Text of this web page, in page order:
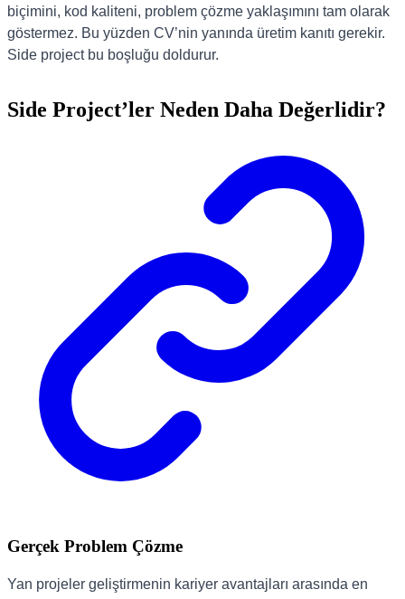
biçimini, kod kaliteni, problem çözme yaklaşımını tam olarak
göstermez. Bu yüzden CV’nin yanında üretim kanıtı gerekir.
Side project bu boşluğu doldurur.
Side Project’ler Neden Daha Değerlidir?
Gerçek Problem Çözme
Yan projeler geliştirmenin kariyer avantajları arasında en